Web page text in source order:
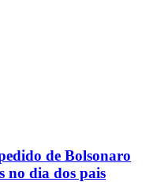
de Bolsonaro
no dia dos pais